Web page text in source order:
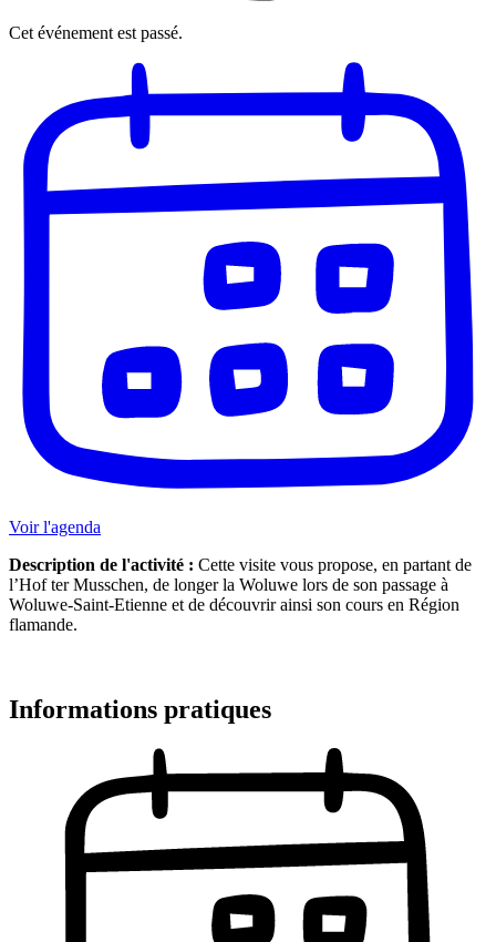
Cet événement est passé.
Voir l'agenda
Description de l'activité : Cette visite vous propose, en partant de
l’Hof ter Musschen, de longer la Woluwe lors de son passage à
Woluwe-Saint-Etienne et de découvrir ainsi son cours en Région
flamande.
Informations pratiques